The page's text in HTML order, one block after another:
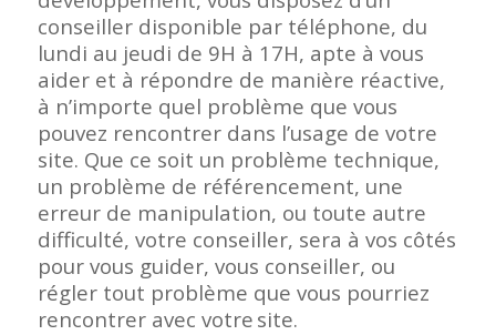
conseiller disponible par téléphone, du
lundi au jeudi de 9H à 17H, apte à vous
aider et à répondre de manière réactive,
à n’importe quel problème que vous
pouvez rencontrer dans l’usage de votre
site. Que ce soit un problème technique,
un problème de référencement, une
erreur de manipulation, ou toute autre
difficulté, votre conseiller, sera à vos côtés
pour vous guider, vous conseiller, ou
régler tout problème que vous pourriez
rencontrer avec votre site.